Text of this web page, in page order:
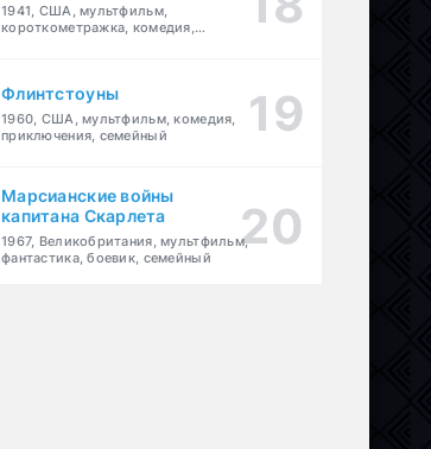
1941, США, мультфильм,
короткометражка, комедия,
Флинтстоуны
1960, США, мультфильм, комедия,
приключения, семейный
Марсианские войны
капитана Скарлета
1967, Великобритания, мультфильм,
фантастика, боевик, семейный